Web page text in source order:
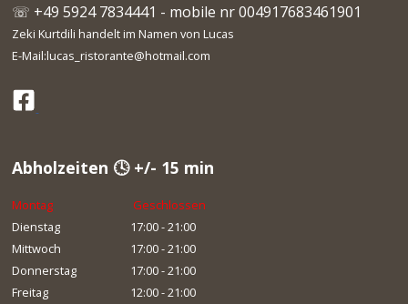
☏ +49 5924 7834441 - mobile nr 004917683461901
Zeki Kurtdili handelt im Namen von Lucas
E-Mail:lucas_ristorante@hotmail.com
Abholzeiten 🕓 +/- 15 min
Montag
Geschlossen
Dienstag
17:00 - 21:00
Mittwoch
17:00 - 21:00
Donnerstag
17:00 - 21:00
Freitag
12:00 - 21:00